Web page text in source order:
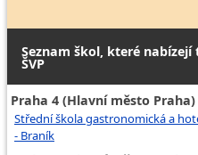
Seznam škol, které
ŠVP
Praha 4 (Hlavní město Praha)
Střední škola gastronomická a
- Braník